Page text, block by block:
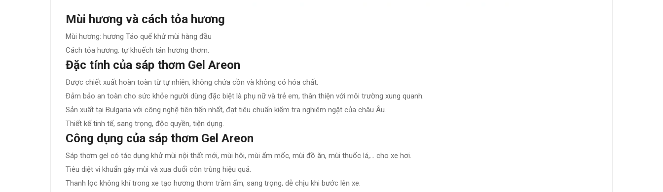
Mùi hương và cách tỏa hương
Mùi hương: hương Táo quế khử mùi hàng đầu
Cách tỏa hương: tự khuếch tán hương thơm.
Đặc tính của sáp thơm Gel Areon
Được chiết xuất hoàn toàn từ tự nhiên, không chứa cồn và không có hóa chất.
Đảm bảo an toàn cho sức khỏe người dùng đặc biệt là phụ nữ và trẻ em, thân thiện với môi trường xung quanh.
Sản xuất tại Bulgaria với công nghệ tiên tiến nhất, đạt tiêu chuẩn kiểm tra nghiêm ngặt của châu Âu.
Thiết kế tinh tế, sang trọng, độc quyền, tiện dụng.
Công dụng của sáp thơm Gel Areon
Sáp thơm gel có tác dụng khử mùi nội thất mới, mùi hôi, mùi ẩm mốc, mùi đồ ăn, mùi thuốc lá,… cho xe hơi.
Tiêu diệt vi khuẩn gây mùi và xua đuổi côn trùng hiệu quả.
Thanh lọc không khí trong xe tạo hương thơm trầm ấm, sang trọng, dễ chịu khi bước lên xe.